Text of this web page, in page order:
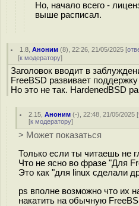
Но, начало всего -
выше расписал.
1.8 ,Аноним (8), 22:26, 21/05/2025 [
[к модератору]
Заголовок вводит в
FreeBSD развивает
Но это не так. HardenedBSD
2.15 ,Аноним (-), 22:48, 21/05/2025 [
[к модератору]
> Может показаться
Только если ты читаешь не
Что не ясно во фразе "Для
Это как "для linux сделали
ps вполне возможно что их
накатить на обычную